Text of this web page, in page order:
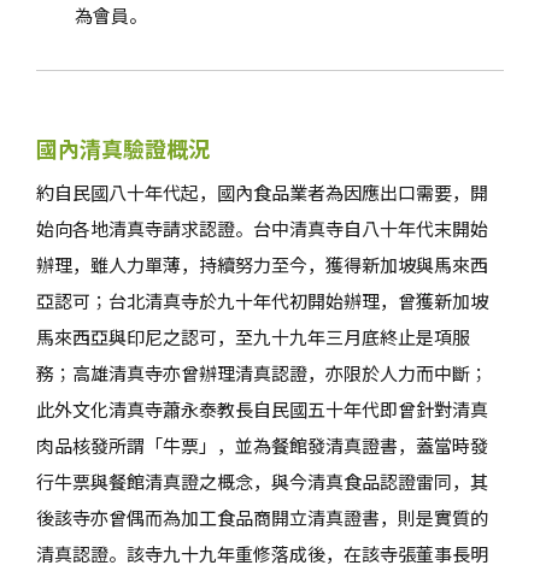
為會員。
國內清真驗證概況
約自民國八十年代起，國內食品業者為因應出口需要，開
始向各地清真寺請求認證。台中清真寺自八十年代末開始
辦理，雖人力單薄，持續努力至今，獲得新加坡與馬來西
亞認可；台北清真寺於九十年代初開始辦理，曾獲新加坡
馬來西亞與印尼之認可，至九十九年三月底終止是項服
務；高雄清真寺亦曾辦理清真認證，亦限於人力而中斷；
此外文化清真寺蕭永泰教長自民國五十年代即曾針對清真
肉品核發所謂「牛票」，並為餐館發清真證書，蓋當時發
行牛票與餐館清真證之概念，與今清真食品認證雷同，其
後該寺亦曾偶而為加工食品商開立清真證書，則是實質的
清真認證。該寺九十九年重修落成後，在該寺張董事長明